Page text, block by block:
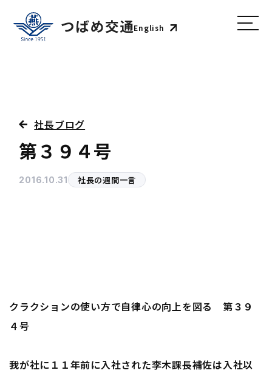
English
社長ブログ
第３９４号
2016.10.31 社長の週間一言
クラクションの使い方で自律心の向上を図る 第３９
４号
我が社に１１年前に入社された李木課長補佐は入社以